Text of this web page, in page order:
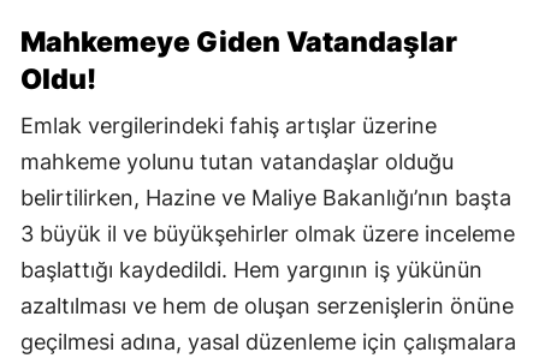
Mahkemeye Giden Vatandaşlar
Oldu!
Emlak vergilerindeki fahiş artışlar üzerine
mahkeme yolunu tutan vatandaşlar olduğu
belirtilirken, Hazine ve Maliye Bakanlığı’nın başta
3 büyük il ve büyükşehirler olmak üzere inceleme
başlattığı kaydedildi. Hem yargının iş yükünün
azaltılması ve hem de oluşan serzenişlerin önüne
geçilmesi adına, yasal düzenleme için çalışmalara